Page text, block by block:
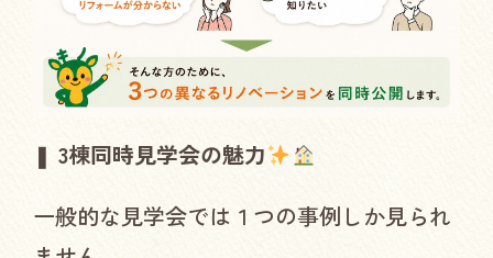
❚ 3棟同時見学会の魅力
一般的な見学会では１つの事例しか見られ